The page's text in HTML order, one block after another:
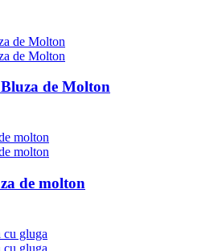
de Molton
de molton